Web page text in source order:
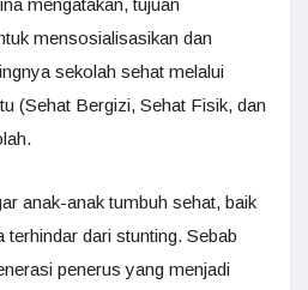
mengatakan, tujuan
mensosialisasikan dan
sekolah sehat melalui
(Sehat Bergizi, Sehat Fisik, dan
anak-anak tumbuh sehat, baik
dari stunting. Sebab
penerus yang menjadi